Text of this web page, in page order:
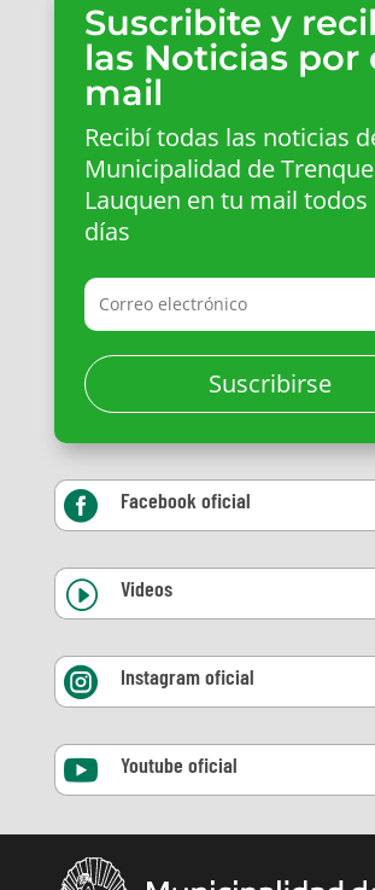
Suscribite y
las Noticias por
mail
Recibí todas las noticias
Municipalidad de Trenque
Lauquen en tu mail todos
días
Suscribirse
 Facebook oficial
I Videos
 Instagram oficial
 Youtube oficial